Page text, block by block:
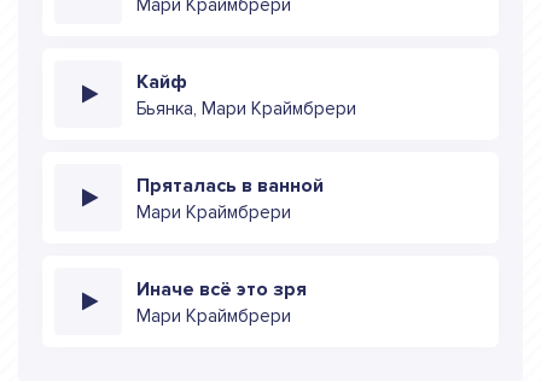
Кайф
Бьянка, Мари Краймбрери
Пряталась в ванной
Мари Краймбрери
Иначе всё это зря
Мари Краймбрери